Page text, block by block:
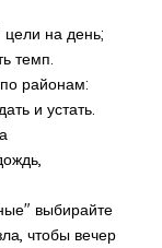
на день;
темп.
районам:
и устать.
выбирайте
чтобы вечер